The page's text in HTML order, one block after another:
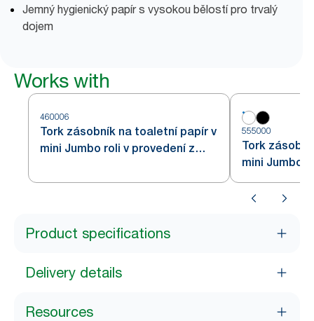
Jemný hygienický papír s vysokou bělostí pro trvalý
dojem
Works with
460006
Tork zásobník na toaletní papír v
mini Jumbo roli v provedení z
555000
Tork
mini Jumbo
Product specifications
Delivery details
Resources